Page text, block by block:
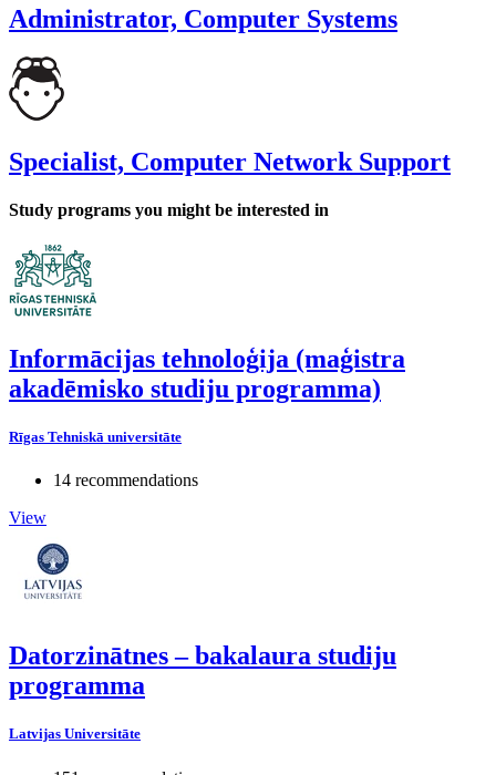
Administrator, Computer Systems
Specialist, Computer Network Support
Study programs you might be interested in
Informācijas tehnoloģija (maģistra
akadēmisko studiju programma)
Rīgas Tehniskā universitāte
14 recommendations
View
Datorzinātnes – bakalaura studiju
programma
Latvijas Universitāte